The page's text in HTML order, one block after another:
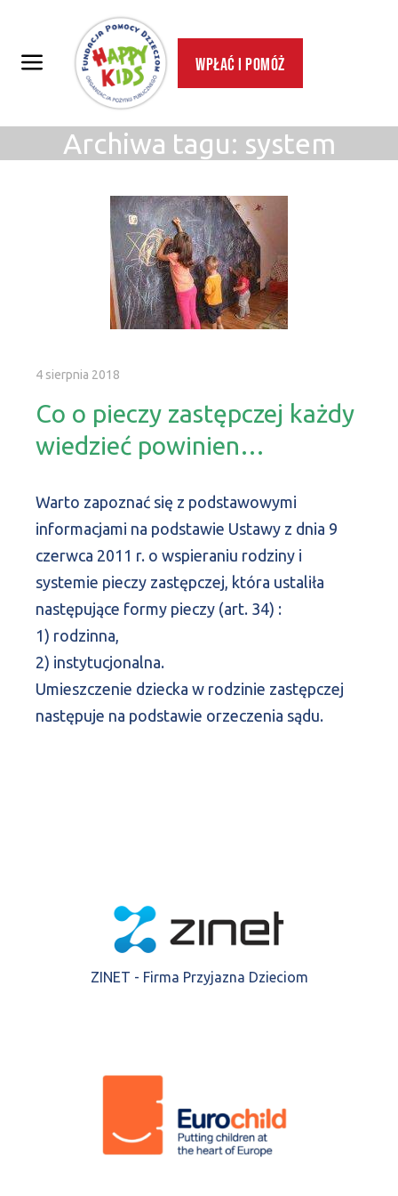
Wpłać i pomóż
Archiwa tagu: system
4 sierpnia 2018
Co o pieczy zastępczej każdy
wiedzieć powinien…
Warto zapoznać się z podstawowymi
informacjami na podstawie Ustawy z dnia 9
czerwca 2011 r. o wspieraniu rodziny i
systemie pieczy zastępczej, która ustaliła
następujące formy pieczy (art. 34) :
1) rodzinna,
2) instytucjonalna.
Umieszczenie dziecka w rodzinie zastępczej
następuje na podstawie orzeczenia sądu.
ZINET - Firma Przyjazna Dzieciom